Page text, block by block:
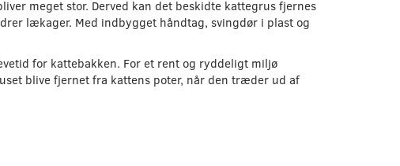
meget stor. Derved kan det beskidte kattegrus fjernes
lækager. Med indbygget håndtag, svingdør i plast og
for kattebakken. For et rent og ryddeligt miljø
blive fjernet fra kattens poter, når den træder ud af